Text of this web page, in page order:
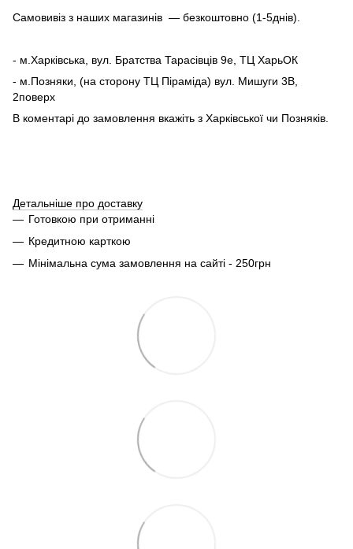
Самовивіз з наших магазинів — безкоштовно (1-5днів).
- м.Харківська, вул. Братства Тарасівців 9е, ТЦ ХарьОК
- м.Позняки, (на сторону ТЦ Піраміда) вул. Мишуги 3В,
2поверх
В коментарі до замовлення вкажіть з Харківської чи Позняків.
Детальніше про доставку
Готовкою при отриманні
Кредитною карткою
Мінімальна сума замовлення на сайті - 250грн